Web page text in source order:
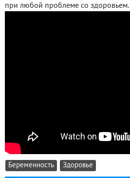
при любой проблеме со здоровьем.
Беременность Здоровье